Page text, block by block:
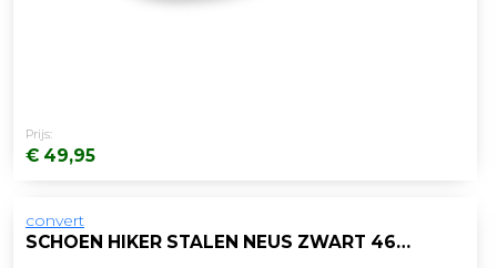
Prijs:
€ 49,95
convert
SCHOEN HIKER STALEN NEUS ZWART 46/PAAR